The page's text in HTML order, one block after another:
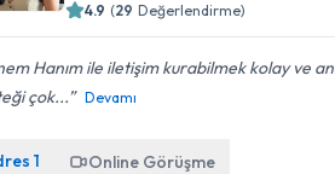
4.9 (29 Değerlendirme)
Hanım ile iletişim kurabilmek kolay ve
çok...
Devamı
1 Online Görüşme